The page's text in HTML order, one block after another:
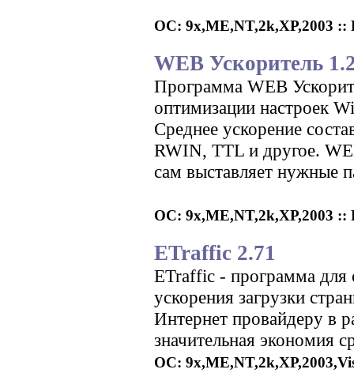
ОС: 9x,ME,NT,2k,XP,2003 ::
WEB Ускоритель
Программа WEB
оптимизации настроек
Среднее ускорение
RWIN, TTL и другое.
сам выставляет нужные
ОС: 9x,ME,NT,2k,XP,2003 ::
ETraffic 2.71
ETraffic - программа для
ускорения загрузки
Интернет провайдеру в
значительная экономия
ОС: